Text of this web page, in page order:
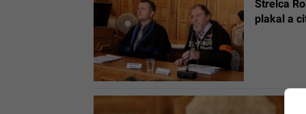
Strelca
plakal a